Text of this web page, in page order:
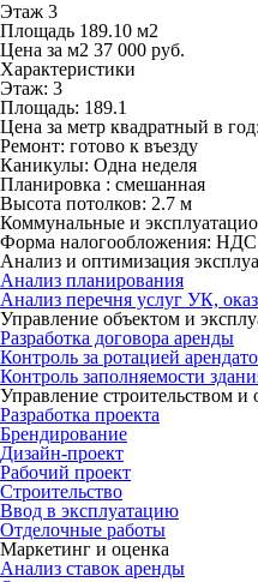
Этаж 3
Площадь 189.10 м2
Цена за м2 37 000 руб.
Характеристики
Этаж: 3
Площадь: 189.1
Цена за метр квадратный в год:
Ремонт: готово к въезду
Каникулы: Одна неделя
Планировка : смешанная
Высота потолков: 2.7 м
Коммунальные и
Форма налогообложения: НДС
Анализ и оптимизация
Анализ планирования
Анализ перечня услуг УК,
Управление объектом и
Разработка договора аренды
Контроль за ротацией
Контроль заполняемости
Управление строительством
Разработка проекта
Брендирование
Дизайн-проект
Рабочий проект
Строительство
Ввод в эксплуатацию
Отделочные работы
Маркетинг и оценка
Анализ ставок аренды